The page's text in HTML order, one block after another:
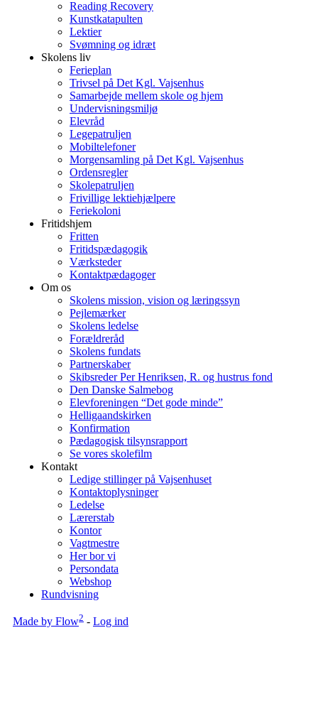
Reading Recovery
Kunstkatapulten
Lektier
Svømning og idræt
Skolens liv
Ferieplan
Trivsel på Det Kgl. Vajsenhus
Samarbejde mellem skole og hjem
Undervisningsmiljø
Elevråd
Legepatruljen
Mobiltelefoner
Morgensamling på Det Kgl. Vajsenhus
Ordensregler
Skolepatruljen
Frivillige lektiehjælpere
Feriekoloni
Fritidshjem
Fritten
Fritidspædagogik
Værksteder
Kontaktpædagoger
Om os
Skolens mission, vision og læringssyn
Pejlemærker
Skolens ledelse
Forældreråd
Skolens fundats
Partnerskaber
Skibsreder Per Henriksen, R. og hustrus fond
Den Danske Salmebog
Elevforeningen “Det gode minde”
Helligaandskirken
Konfirmation
Pædagogisk tilsynsrapport
Se vores skolefilm
Kontakt
Ledige stillinger på Vajsenhuset
Kontaktoplysninger
Ledelse
Lærerstab
Kontor
Vagtmestre
Her bor vi
Persondata
Webshop
Rundvisning
Made by Flow2 - Log ind